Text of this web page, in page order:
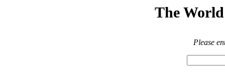
The
Please